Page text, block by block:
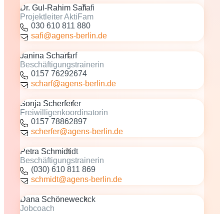
Dr. Gul-Rahim Safi
Projektleiter AktiFam
030 610 811 880
safi@agens-berlin.de
Janina Scharf
Beschäftigungstrainerin
0157 76292674
scharf@agens-berlin.de
Sonja Scherfer
Freiwilligenkoordinatorin
0157 78862897
scherfer@agens-berlin.de
Petra Schmidt
Beschäftigungstrainerin
(030) 610 811 869
schmidt@agens-berlin.de
Dana Schöneweck
Jobcoach